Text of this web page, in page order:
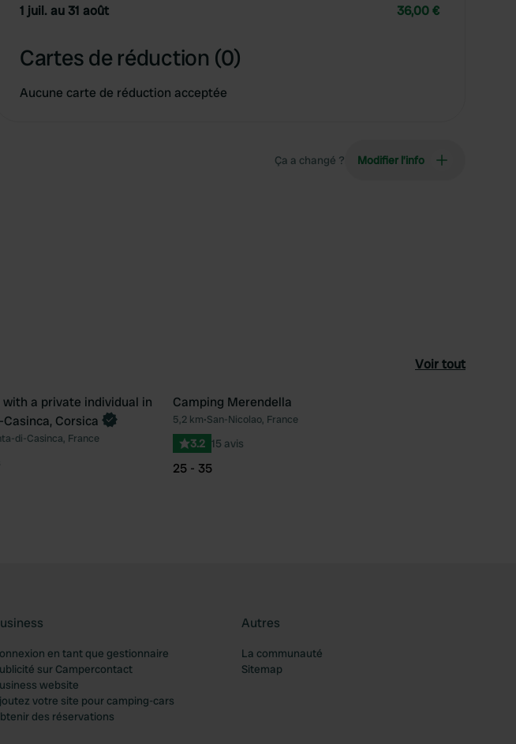
1 juil. au 31 août
36,00 €
Cartes de réduction (0)
Aucune carte de réduction acceptée
Ça a changé ? Modifier l’info
Voir tout
Préféré
maintenant
a private individual in
Corsica
di-Casinca, France
Camping Merendella
5,2 km•San-Nicolao, France
3.2 15 avis
25 - 35
en tant que gestionnaire
sur Campercontact
website
votre site pour camping-cars
des réservations
Autres
La communauté
Sitemap